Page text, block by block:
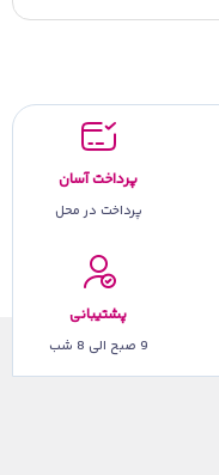
پرداخت آسان
پرداخت در محل
پشتیبانی
9 صبح الی 8 شب